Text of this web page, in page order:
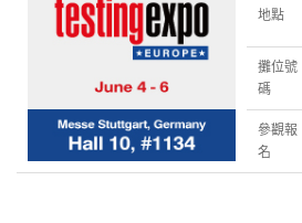
地點
攤位號
碼
參觀報
名